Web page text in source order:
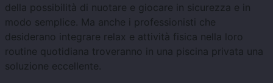
della possibilità di nuotare e giocare in sicurezza e in
modo semplice. Ma anche i professionisti che
desiderano integrare relax e attività fisica nella loro
routine quotidiana troveranno in una piscina privata una
soluzione eccellente.